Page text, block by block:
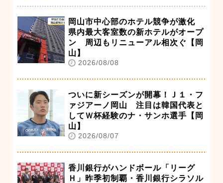
岡山市中心部のホテル競争が激化
県内最大客室数の新ホテルがオープ
ン 周辺もリニューアル相次ぐ【岡
山】
2026/08/08
ついに新シーズンが開幕！Ｊ１・フ
ァジアーノ岡山 注目は韓国代表と
してＷ杯経験のナ・サンホ選手【岡
山】
2026/08/07
香川銀行がハンドボール「リーグ
Ｈ」昨季初制覇・香川銀行シラソル